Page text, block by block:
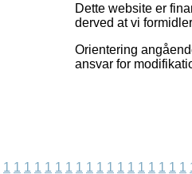
Dette website er
derved at vi
Orientering
ansvar for
1 1 1 1 1 1 1 1 1 1 1 1 1 1 1 1 1 1